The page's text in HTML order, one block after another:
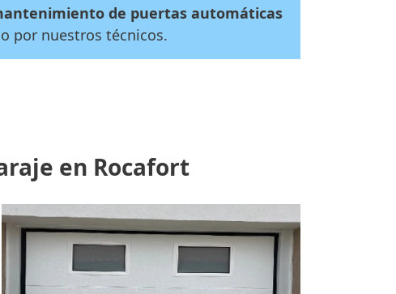
de puertas automáticas
por nuestros técnicos.
en Rocafort